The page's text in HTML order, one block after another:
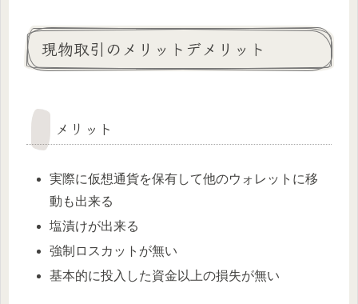
現物取引のメリットデメリット
メリット
実際に仮想通貨を保有して他のウォレットに移
動も出来る
塩漬けが出来る
強制ロスカットが無い
基本的に投入した資金以上の損失が無い